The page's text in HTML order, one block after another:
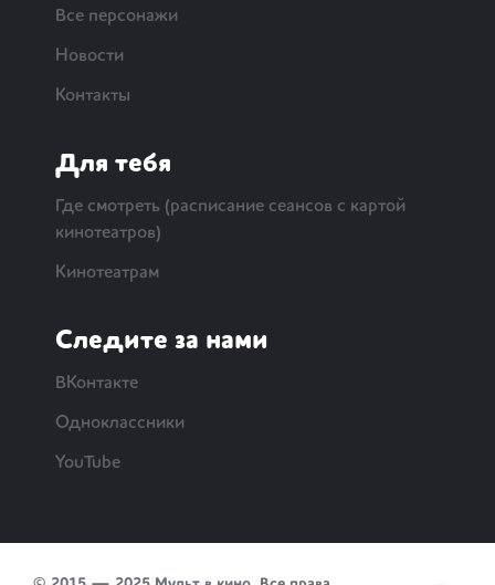
Все персонажи
Новости
Контакты
Для тебя
Где смотреть (расписание сеансов с картой
кинотеатров)
Кинотеатрам
Следите за нами
ВКонтакте
Одноклассники
YouTube